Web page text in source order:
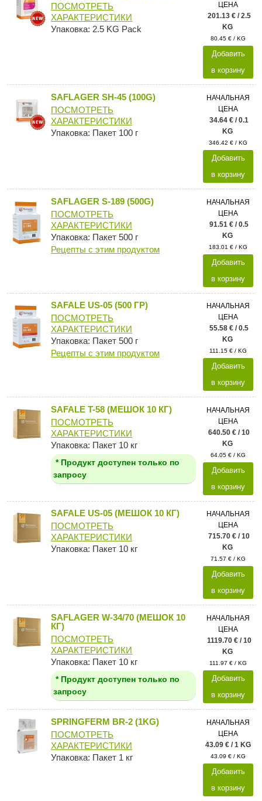
ПОСМОТРЕТЬ
ХАРАКТЕРИСТИКИ
Упаковка: 2.5 KG Pack
ЦЕНА
201.13 € / 2.5
KG
80.45 € / KG
Добавить
в корзину
SAFLAGER SH-45 (100G)
ПОСМОТРЕТЬ
ХАРАКТЕРИСТИКИ
Упаковка: Пакет 100 г
НАЧАЛЬНАЯ
ЦЕНА
34.64 € / 0.1
KG
346.42 € / KG
Добавить
в корзину
SAFLAGER S-189 (500G)
ПОСМОТРЕТЬ
ХАРАКТЕРИСТИКИ
Упаковка: Пакет 500 г
Рецепты с этим продуктом
НАЧАЛЬНАЯ
ЦЕНА
91.51 € / 0.5
KG
183.01 € / KG
Добавить
в корзину
SAFALE US-05 (500 ГР)
ПОСМОТРЕТЬ
ХАРАКТЕРИСТИКИ
Упаковка: Пакет 500 г
Рецепты с этим продуктом
НАЧАЛЬНАЯ
ЦЕНА
55.58 € / 0.5
KG
111.15 € / KG
Добавить
в корзину
SAFALE T-58 (МЕШОК 10 КГ)
ПОСМОТРЕТЬ
ХАРАКТЕРИСТИКИ
Упаковка: Пакет 10 кг
* Продукт доступен только по
запросу
НАЧАЛЬНАЯ
ЦЕНА
640.50 € / 10
KG
64.05 € / KG
Добавить
в корзину
SAFALE US-05 (МЕШОК 10 КГ)
ПОСМОТРЕТЬ
ХАРАКТЕРИСТИКИ
Упаковка: Пакет 10 кг
НАЧАЛЬНАЯ
ЦЕНА
715.70 € / 10
KG
71.57 € / KG
Добавить
в корзину
SAFLAGER W-34/70 (МЕШОК 10
КГ)
ПОСМОТРЕТЬ
ХАРАКТЕРИСТИКИ
Упаковка: Пакет 10 кг
* Продукт доступен только по
запросу
НАЧАЛЬНАЯ
ЦЕНА
1119.70 € / 10
KG
111.97 € / KG
Добавить
в корзину
SPRINGFERM BR-2 (1KG)
ПОСМОТРЕТЬ
ХАРАКТЕРИСТИКИ
Упаковка: Пакет 1 кг
НАЧАЛЬНАЯ
ЦЕНА
43.09 € / 1 KG
43.09 € / KG
Добавить
в корзину